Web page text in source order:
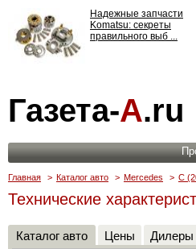
Надежные запчасти
Komatsu: секреты
правильного выб ...
ответственности: все,
что нужно знать ...
Газета-А.ru
Главная > Каталог авто > Mercedes > C
Технические
Каталог авто Цены Дилеры